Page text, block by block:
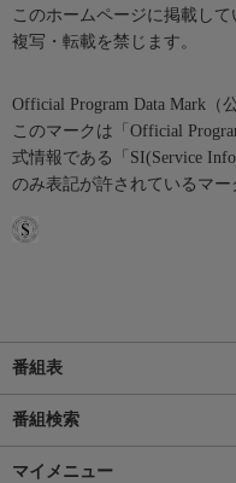
このホームページに掲載し
複写・転載を禁じます。
Official Program Data Mark（
このマークは「Official
式情報である「SI(Service
のみ表記が許されているマー
番組表
番組検索
マイメニュー